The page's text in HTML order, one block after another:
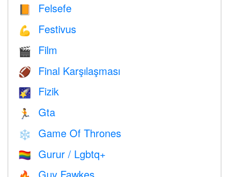
📙 Felsefe
💪 Festivus
🎬 Film
🏈 Final Karşılaşması
🌠 Fizik
🏃 Gta
❄️ Game Of Thrones
🏳️‍🌈 Gurur / Lgbtq+